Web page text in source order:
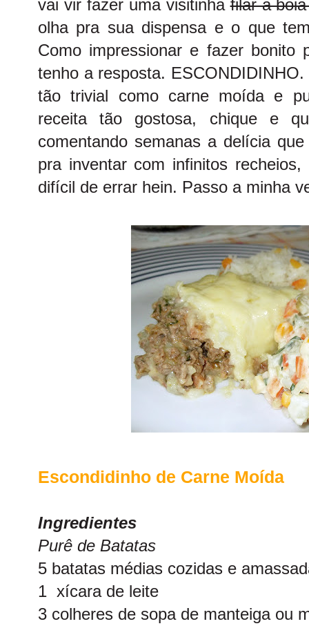
vai vir fazer uma visitinhafilar a
olha pra sua dispensa e o que
Como impressionar e fazer bonito
tenho a resposta.
tão trivial como carne moída e
receita tão gostosa, chique e
comentando semanas a delícia
pra inventar com infinitos
difícil de errar hein. Passo a minha
Escondidinho de Carne Moída
Ingredientes
Purê de Batatas
5 batatas médias cozidas e
1 xícara de leite
3 colheres de sopa de manteiga ou